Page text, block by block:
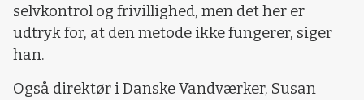
selvkontrol og frivillighed, men det her er
udtryk for, at den metode ikke fungerer, siger
han.
Også direktør i Danske Vandværker, Susan